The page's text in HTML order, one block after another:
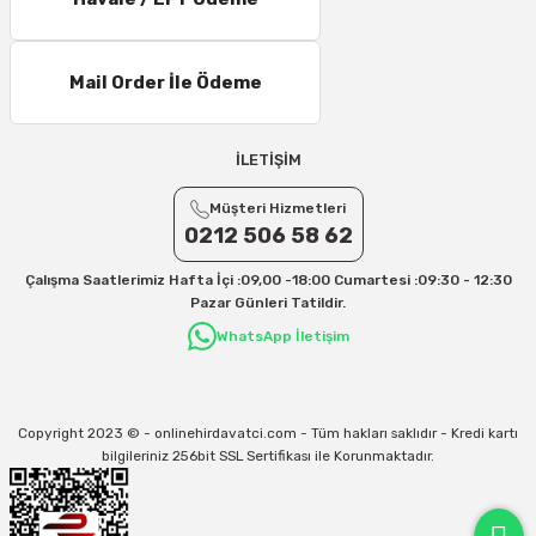
11 – 15 Desi/Kg= 245,50 TL- 347,40 TL
16 – 20 Desi/Kg= 307,50 TL- 371,80 TL
21 – 25 Desi/Kg= 357,90 TL-- 397,40 TL
Yurtiçi Kargo için 30 Desi sonrası her +1 Desi: 13 TL
Aras Kargo için 30 Desi sonrası her +1 Desi: 17 TL
Kargo ve teslimat süreçleriyle ilgili tüm sorularınız için bizimle iletişime
31/12/2026 Tarihine Kadar Geçerlidir
Mail Order İle Ödeme
İLETİŞİM
Müşteri Hizmetleri
0212 506 58 62
Çalışma Saatlerimiz Hafta İçi :09,00 -18:00 Cumartesi :09:30 - 12:30
Pazar Günleri Tatildir.
WhatsApp İletişim
Copyright 2023 © - onlinehirdavatci.com - Tüm hakları saklıdır - Kredi kartı
bilgileriniz 256bit SSL Sertifikası ile Korunmaktadır.